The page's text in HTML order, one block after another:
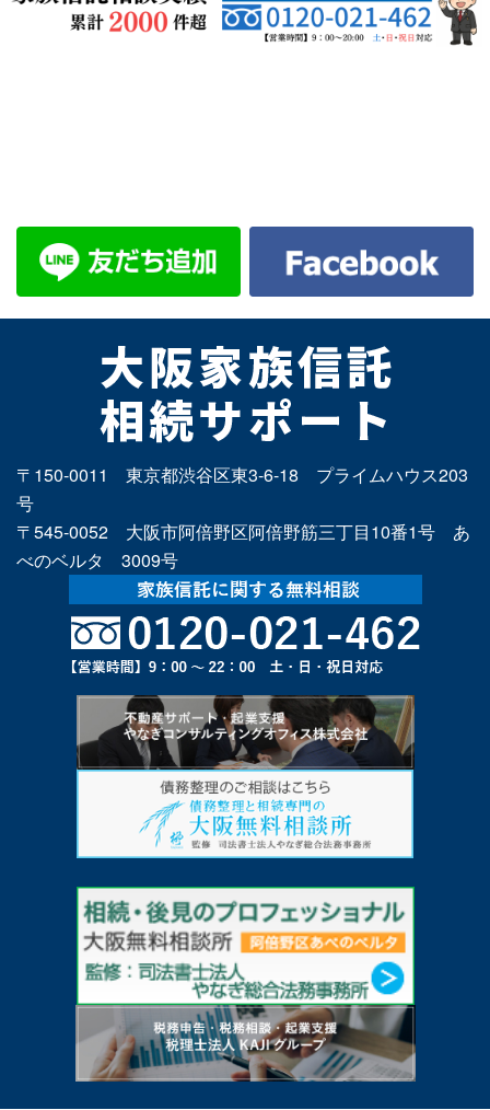
〒150-0011 東京都渋谷区東3-6-18 プライムハウス203
号
〒545-0052 大阪市阿倍野区阿倍野筋三丁目10番1号 あ
べのベルタ 3009号